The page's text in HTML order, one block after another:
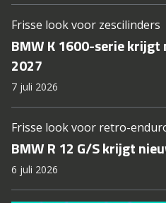
Frisse look voor zescilinders
BMW K 1600-serie
2027
7 juli 2026
Frisse look voor retro-
BMW R 12 G/S krijgt
6 juli 2026